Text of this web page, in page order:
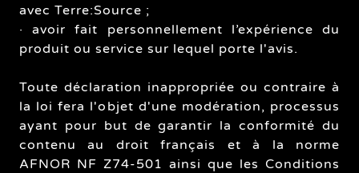
avec Terre:Source ;
· avoir fait personnellement l’expérience du
produit ou service sur lequel porte l'avis.
Toute déclaration inappropriée ou contraire à
la loi fera l'objet d'une modération, processus
ayant pour but de garantir la conformité du
contenu au droit français et à la norme
AFNOR NF Z74-501 ainsi que les Conditions